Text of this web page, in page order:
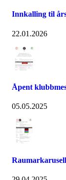
Innkalling til
22.01.2026
Åpent
05.05.2025